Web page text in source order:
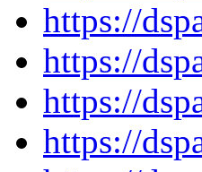
https://
https://
https://
https://